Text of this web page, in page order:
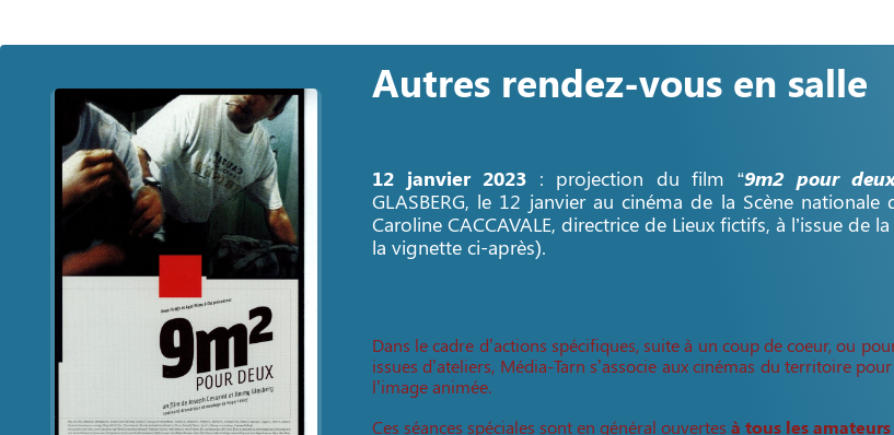
Autres rendez-vous en salle
12 janvier 2023 : projection du film “9m2 pour
GLASBERG, le 12 janvier au cinéma de la Scène nationale
Caroline CACCAVALE, directrice de Lieux fictifs, à l’issue de
la vignette ci-après).
Dans le cadre d’actions spécifiques, suite à un coup de coeur, ou
issues d’ateliers, Média-Tarn s’associe aux cinémas du territoire
l’image animée.
Ces séances spéciales sont en général ouvertes à tous les